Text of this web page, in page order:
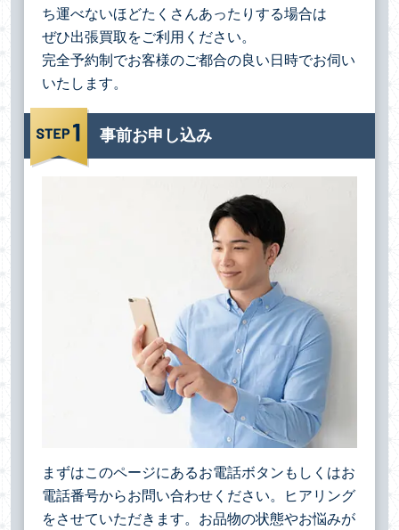
ち運べないほどたくさんあったりする場合は
ぜひ出張買取をご利用ください。
完全予約制でお客様のご都合の良い日時でお伺い
いたします。
事前お申し込み
まずはこのページにあるお電話ボタンもしくはお
電話番号からお問い合わせください。ヒアリング
をさせていただきます。お品物の状態やお悩みが